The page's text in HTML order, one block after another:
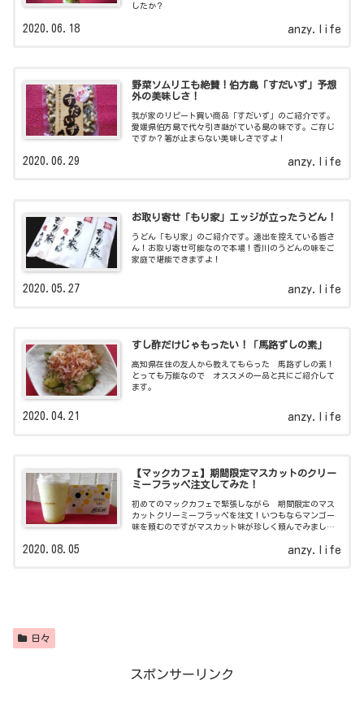
したか？
anzy.life
2020.06.18
野菜ソムリエも絶賛！伯方島「すだいず」予想
外の美味しさ！
我が家のリピート買い商品「すだいず」のご紹介です。
愛媛県伯方島で代々引き継がている島の味です。ご存じ
ですか？箸が止まらない美味しさですよ！
anzy.life
2020.06.29
お取り寄せ「もり家」エッジが立ったうどん！
うどん「もり家」のご紹介です。遠出を控えている皆さ
ん！お取り寄せ可能なので本場！香川のうどんの味をご
家庭で堪能できますよ！
anzy.life
2020.05.27
すし酢だけじゃもったい！「馬路ずしの素」
高知県在住の友人から教えてもらった 馬路ずしの素！
とっても万能なので オススメの一品と共にご紹介して
ます。
anzy.life
2020.04.21
【マックカフェ】期間限定マスカットのクリー
ミーフラッペ注文してみた！
初めてのマックカフェで緊張しながら 期間限定のマス
カットクリーミーフラッペを注文！いつもならマンゴー
味を頼むのですがマスカット味が珍しく頼んでみまし
anzy.life
2020.08.05
日々
スポンサーリンク